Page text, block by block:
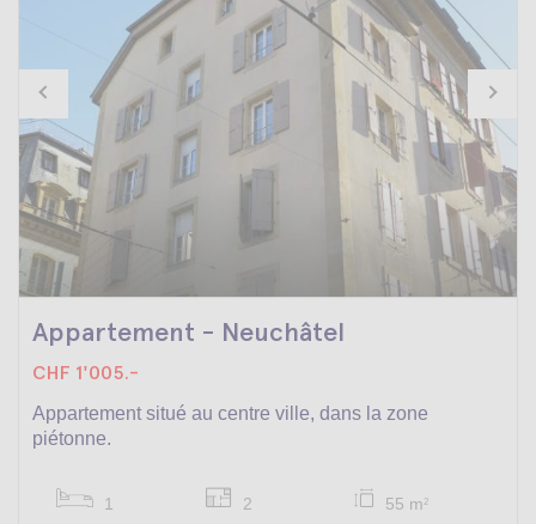
Appartement - Neuchâtel
CHF 1'005.-
Appartement situé au centre ville, dans la zone
piétonne.
1 2 55 m2